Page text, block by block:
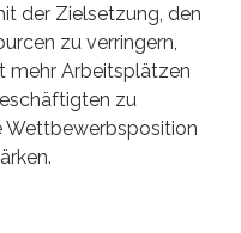
der Zielsetzung, den
zu verringern,
mehr Arbeitsplätzen
zu
Wettbewerbsposition